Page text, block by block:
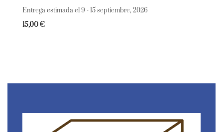
Entrega estimada el 9 - 15 septiembre, 2026
15,00€